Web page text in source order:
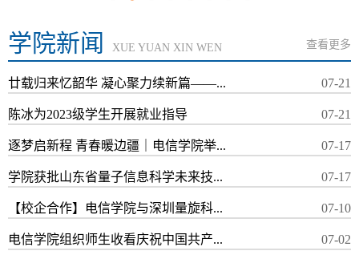
学院新闻 XUE YUAN XIN WEN 查看更多
廿载归来忆韶华 凝心聚力续新篇——... 07-21
陈冰为2023级学生开展就业指导 07-21
逐梦启新程 青春暖边疆｜电信学院举... 07-17
学院获批山东省量子信息科学未来技... 07-17
【校企合作】电信学院与深圳量旋科... 07-10
电信学院组织师生收看庆祝中国共产... 07-02